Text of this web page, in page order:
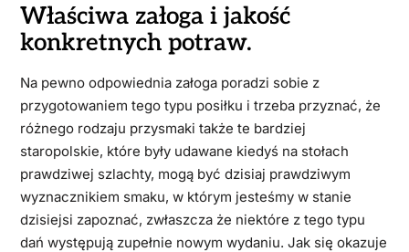
Właściwa załoga i jakość
konkretnych potraw.
Na pewno odpowiednia załoga poradzi sobie z
przygotowaniem tego typu posiłku i trzeba przyznać, że
różnego rodzaju przysmaki także te bardziej
staropolskie, które były udawane kiedyś na stołach
prawdziwej szlachty, mogą być dzisiaj prawdziwym
wyznacznikiem smaku, w którym jesteśmy w stanie
dzisiejsi zapoznać, zwłaszcza że niektóre z tego typu
dań występują zupełnie nowym wydaniu. Jak się okazuje